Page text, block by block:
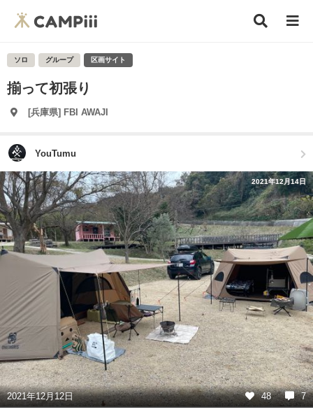
ソロ グループ 区画サイト
揃って初張り
[兵庫県] FBI AWAJI
YouTumu
2021年12月14日
2021年12月12日 48 7